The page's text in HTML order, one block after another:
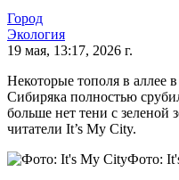
Город
Экология
19 мая, 13:17, 2026 г.
Некоторые тополя в аллее
Сибиряка полностью
больше нет тени с зеленой
читатели It’s My City.
Фото: